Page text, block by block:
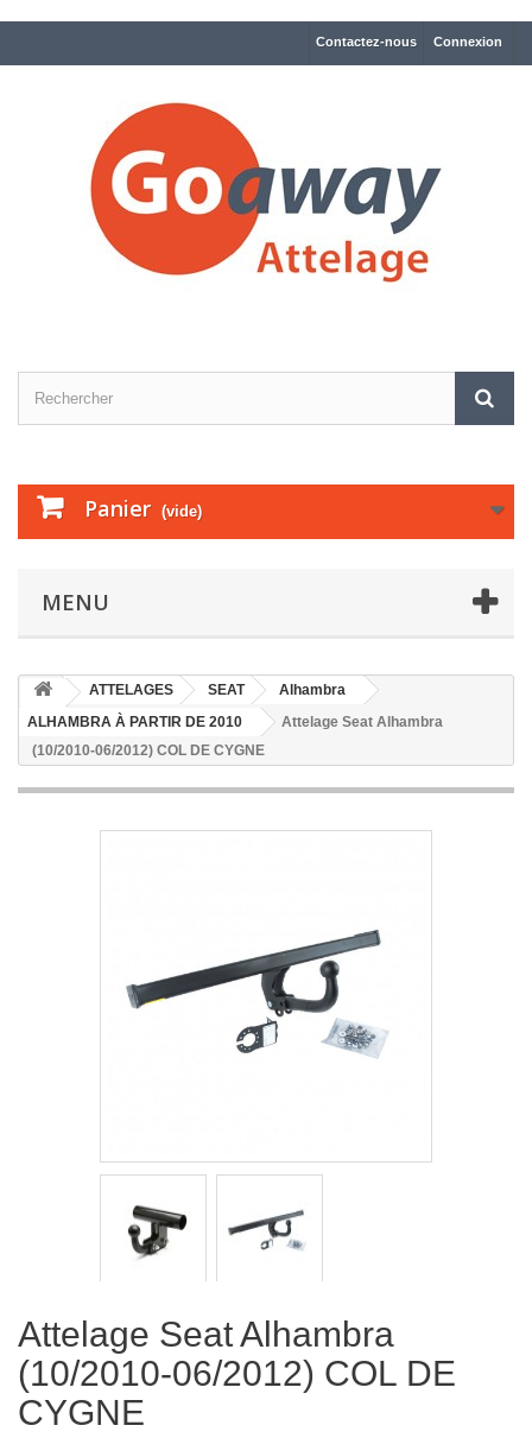
Connexion
Contactez-nous
Panier (vide)
MENU
ATTELAGES SEAT
Alhambra
ALHAMBRA À PARTIR DE 2010
Attelage Seat Alhambra
(10/2010-06/2012) COL DE CYGNE
Attelage Seat Alhambra
(10/2010-06/2012) COL DE
CYGNE